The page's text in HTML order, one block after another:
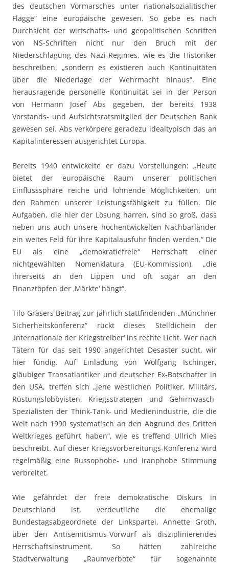
des deutschen Vormarsches unter nationalsozialitischer
Flagge“ eine europäische gewesen. So gebe es nach
Durchsicht der wirtschafts- und geopolitischen Schriften
von NS-Schriften nicht nur den Bruch mit der
Niederschlagung des Nazi-Regimes, wie es die Historiker
beschreiben, „sondern es existieren auch Kontinuitäten
über die Niederlage der Wehrmacht hinaus“. Eine
herausragende personelle Kontinuität sei in der Person
von Hermann Josef Abs gegeben, der bereits 1938
Vorstands- und Aufsichtsratsmitglied der Deutschen Bank
gewesen sei. Abs verkörpere geradezu idealtypisch das an
Kapitalinteressen ausgerichtet Europa.
Bereits 1940 entwickelte er dazu Vorstellungen: „Heute
bietet der europäische Raum unserer politischen
Einflusssphäre reiche und lohnende Möglichkeiten, um
den Rahmen unserer Leistungsfähigkeit zu füllen. Die
Aufgaben, die hier der Lösung harren, sind so groß, dass
neben uns auch unsere hochentwickelten Nachbarländer
ein weites Feld für ihre Kapitalausfuhr finden werden.“ Die
EU als eine „demokratiefreie“ Herrschaft einer
nichtgewählten Nomenklatura (EU-Kommission), „die
ihrerseits an den Lippen und oft sogar an den
Finanztöpfen der ‚Märkte‘ hängt“.
Tilo Gräsers Beitrag zur jährlich stattfindenden „Münchner
Sicherheitskonferenz“ rückt dieses Stelldichein der
‚Internationale der Kriegstreiber‘ ins rechte Licht. Wer nach
Tätern für das seit 1990 angerichtet Desaster sucht, wir
hier fündig. Auf Einladung von Wolfgang Ischinger,
gläubiger Transatlantiker und deutscher Ex-Botschafter in
den USA, treffen sich „jene westlichen Politiker, Militärs,
Rüstungslobbyisten, Kriegsstrategen und Gehirnwasch-
Spezialisten der Think-Tank- und Medienindustrie, die die
Welt nach 1990 systematisch an den Abgrund des Dritten
Weltkrieges geführt haben“, wie es treffend Ullrich Mies
beschreibt. Auf dieser Kriegsvorbereitungs-Konferenz wird
regelmäßig eine Russophobe- und Iranphobe Stimmung
verbreitet.
Wie gefährdet der freie demokratische Diskurs in
Deutschland ist, verdeutliche die ehemalige
Bundestagsabgeordnete der Linkspartei, Annette Groth,
über den Antisemitismus-Vorwurf als disziplinierendes
Herrschaftsinstrument. So hätten zahlreiche
Stadtverwaltung „Raumverbote“ für sogenannte